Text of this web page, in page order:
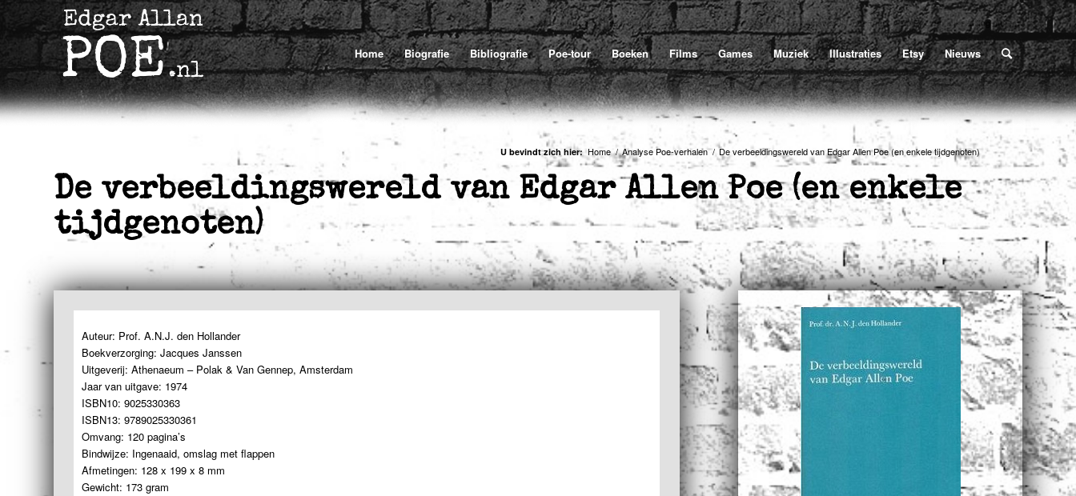
Home Biografie Bibliografie Poe-tour Boeken Films Games Muziek Illustraties Etsy Nieuws
U bevindt zich hier: Home / Analyse Poe-verhalen / De verbeeldingswereld van Edgar Allen Poe (en enkele tijdgenoten)
U bevindt zich hier: Home / Analyse Poe-verhalen / De verbeeldingswereld van Edgar Allen Poe (en enkele tijdgenoten)
De verbeeldingswereld van Edgar Allen Poe (en enkele
tijdgenoten)
Auteur: Prof. A.N.J. den Hollander
Boekverzorging: Jacques Janssen
Uitgeverij: Athenaeum – Polak & Van Gennep, Amsterdam
Jaar van uitgave: 1974
ISBN10: 9025330363
ISBN13: 9789025330361
Omvang: 120 pagina’s
Bindwijze: Ingenaaid, omslag met flappen
Afmetingen: 128 x 199 x 8 mm
Gewicht: 173 gram